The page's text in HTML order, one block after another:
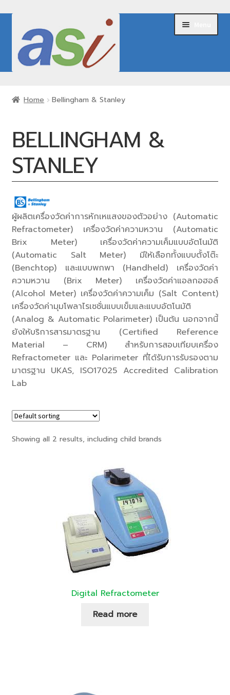
navigation
content
Our Products
Brands
Request for Quote
Contact Us
Home Bellingham & Stanley
BELLINGHAM &
STANLEY
ผู้ผลิตเครื่องวัดค่าการหักเหแสงของตัวอย่าง (Automatic
Refractometer) เครื่องวัดค่าความหวาน (Automatic
Brix Meter) เครื่องวัดค่าความเค็มแบบอัตโนมัติ
(Automatic Salt Meter) มีให้เลือกทั้งแบบตั้งโต๊ะ
(Benchtop) และแบบพกพา (Handheld) เครื่องวัดค่า
ความหวาน (Brix Meter) เครื่องวัดค่าแอลกอฮอล์
(Alcohol Meter) เครื่องวัดค่าความเค็ม (Salt Content)
เครื่องวัดค่ามุมโพลาไรเซชั่นแบบเข็มและแบบอัตโนมัติ
(Analog & Automatic Polarimeter) เป็นต้น นอกจากนี้
ยังให้บริการสารมาตรฐาน (Certified Reference
Material – CRM) สำหรับการสอบเทียบเครื่อง
Refractometer และ Polarimeter ที่ได้รับการรับรองตาม
มาตรฐาน UKAS, ISO17025 Accredited Calibration
Lab
Showing all 2 results, including child brands
Digital Refractometer
Read more